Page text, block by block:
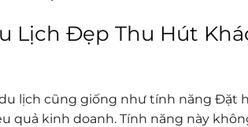
Lịch Đẹp Thu Hút
lịch cũng giống như tính năng Đặt
quả kinh doanh. Tính năng này